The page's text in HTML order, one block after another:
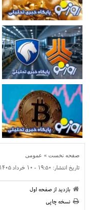
صفحه نخست » عمومی
تاریخ انتشار: ۱۹:۵۰ - ۱۰ خرداد ۱۴۰۵
بازدید از صفحه اول
نسخه چاپی